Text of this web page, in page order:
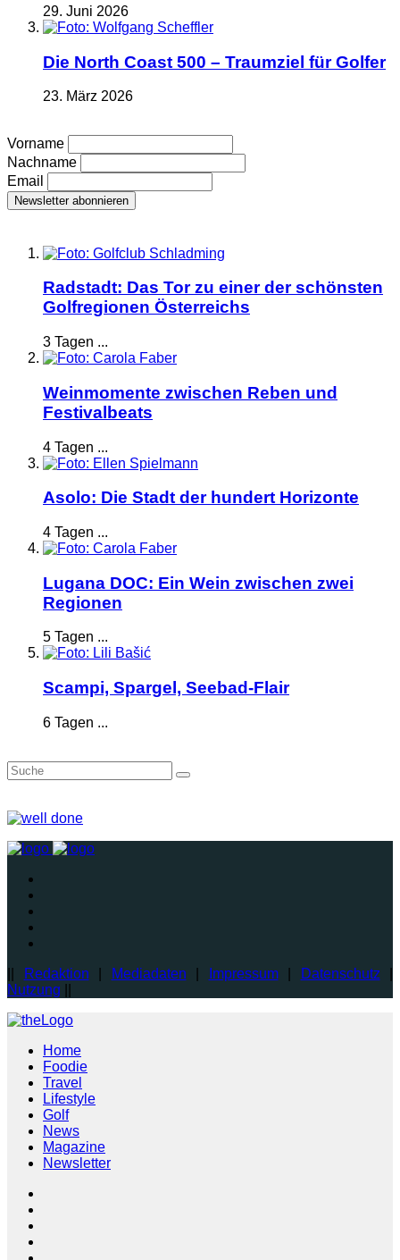
29. Juni 2026
Die North Coast 500 – Traumziel für Golfer
23. März 2026
Vorname
Nachname
Email
Radstadt: Das Tor zu einer der schönsten
Golfregionen Österreichs
3 Tagen ...
Weinmomente zwischen Reben und
Festivalbeats
4 Tagen ...
Asolo: Die Stadt der hundert Horizonte
4 Tagen ...
Lugana DOC: Ein Wein zwischen zwei
Regionen
5 Tagen ...
Scampi, Spargel, Seebad-Flair
6 Tagen ...
Redaktion Mediadaten Impressum| Datenschutz
Nutzung
Home
Foodie
Travel
Lifestyle
Golf
News
Magazine
Newsletter